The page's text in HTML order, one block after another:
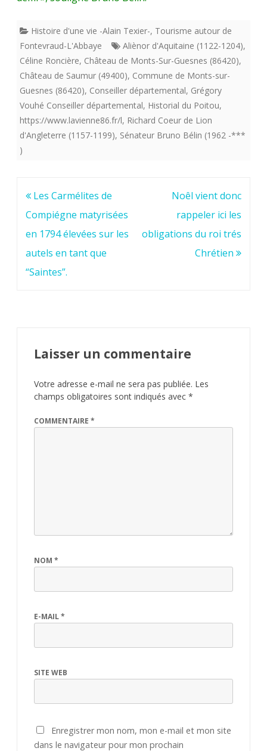
Histoire d'une vie -Alain Texier-, Tourisme autour de
Fontevraud-L'Abbaye
Aliènor d'Aquitaine (1122-1204),
Céline Roncière, Château de Monts-Sur-Guesnes (86420),
Château de Saumur (49400), Commune de Monts-sur-
Guesnes (86420), Conseiller départemental, Grégory
Vouhé Conseiller départemental, Historial du Poitou,
https://www.lavienne86.fr/l, Richard Coeur de Lion
d'Angleterre (1157-1199), Sénateur Bruno Bélin (1962 -***
)
Navigation
de
l’article
Les Carmélites de
Compiégne matyrisées
en 1794 élevées sur les
autels en tant que
“Saintes”.
Noêl vient donc
rappeler ici les
obligations du roi trés
Chrétien
Laisser un commentaire
Votre adresse e-mail ne sera pas publiée. Les
champs obligatoires sont indiqués avec *
COMMENTAIRE *
NOM *
E-MAIL*
SITE WEB
Enregistrer mon nom, mon e-mail et mon site
dans le navigateur pour mon prochain